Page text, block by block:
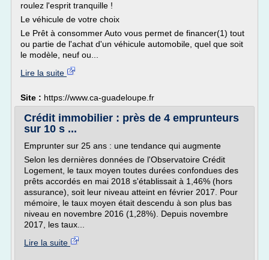
roulez l'esprit tranquille !
Le véhicule de votre choix
Le Prêt à consommer Auto vous permet de financer(1) tout
ou partie de l'achat d'un véhicule automobile, quel que soit
le modèle, neuf ou...
Lire la suite
Site : https://www.ca-guadeloupe.fr
Crédit immobilier : près de 4 emprunteurs
sur 10 s ...
Emprunter sur 25 ans : une tendance qui augmente
Selon les dernières données de l'Observatoire Crédit
Logement, le taux moyen toutes durées confondues des
prêts accordés en mai 2018 s'établissait à 1,46% (hors
assurance), soit leur niveau atteint en février 2017. Pour
mémoire, le taux moyen était descendu à son plus bas
niveau en novembre 2016 (1,28%). Depuis novembre
2017, les taux...
Lire la suite